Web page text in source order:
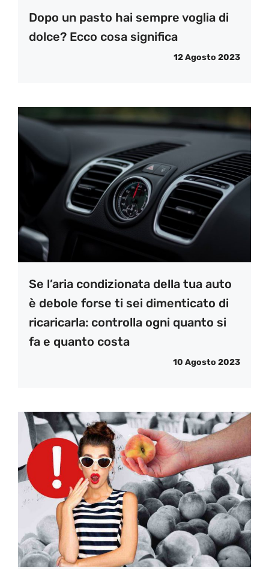
Dopo un pasto hai sempre voglia di
dolce? Ecco cosa significa
12 Agosto 2023
Se l’aria condizionata della tua auto
è debole forse ti sei dimenticato di
ricaricarla: controlla ogni quanto si
fa e quanto costa
10 Agosto 2023